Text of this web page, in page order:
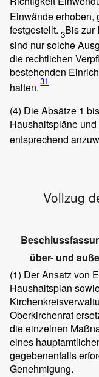
Einwände erhoben,
festgestellt. 3Bis zur
sind nur solche
die rechtlichen
bestehenden
halten.31
(4) Die Absätze 1
Haushaltspläne
entsprechend
Vollzug
über- und
(1) Der Ansatz von
Haushaltsplan
Oberkirchenrat
die einzelnen
eines
gegebenenfalls
Genehmigung.